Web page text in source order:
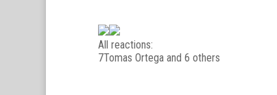
All reactions:
7Tomas Ortega and 6 others